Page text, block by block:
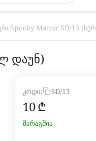
Spooky Manor SD/13
დაუნ)
კოდი: SD/13
‍10‍₾
მარაგშია